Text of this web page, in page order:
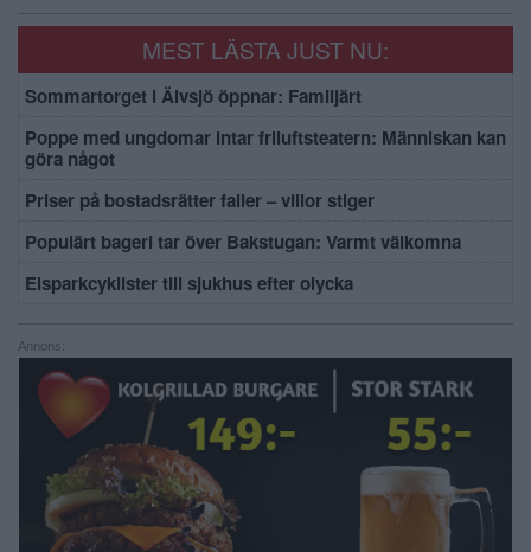
MEST LÄSTA JUST NU:
Sommartorget i Älvsjö öppnar: Familjärt
Poppe med ungdomar intar friluftsteatern: Människan kan
göra något
Priser på bostadsrätter faller – villor stiger
Populärt bageri tar över Bakstugan: Varmt välkomna
Elsparkcyklister till sjukhus efter olycka
Annons: